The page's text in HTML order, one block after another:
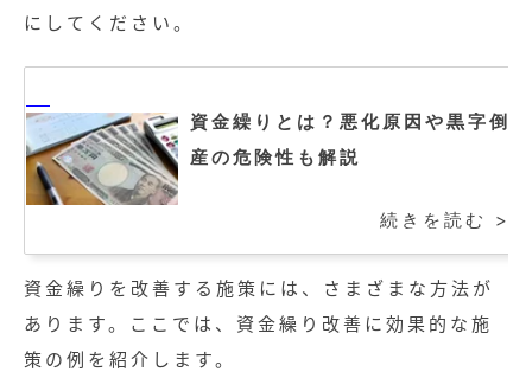
にしてください。
資金繰りとは？悪化原因や黒字倒
産の危険性も解説
続きを読む >
資金繰りを改善する施策には、さまざまな方法が
あります。ここでは、資金繰り改善に効果的な施
策の例を紹介します。